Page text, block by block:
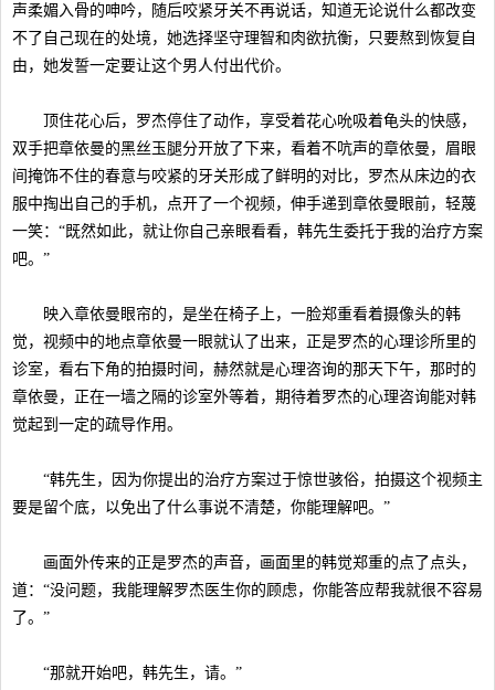
声柔媚入骨的呻吟，随后咬紧牙关不再说话，知道无论说什么都改变
不了自己现在的处境，她选择坚守理智和肉欲抗衡，只要熬到恢复自
由，她发誓一定要让这个男人付出代价。
顶住花心后，罗杰停住了动作，享受着花心吮吸着龟头的快感，
双手把章依曼的黑丝玉腿分开放了下来，看着不吭声的章依曼，眉眼
间掩饰不住的春意与咬紧的牙关形成了鲜明的对比，罗杰从床边的衣
服中掏出自己的手机，点开了一个视频，伸手递到章依曼眼前，轻蔑
一笑：“既然如此，就让你自己亲眼看看，韩先生委托于我的治疗方案
吧。”
映入章依曼眼帘的，是坐在椅子上，一脸郑重看着摄像头的韩
觉，视频中的地点章依曼一眼就认了出来，正是罗杰的心理诊所里的
诊室，看右下角的拍摄时间，赫然就是心理咨询的那天下午，那时的
章依曼，正在一墙之隔的诊室外等着，期待着罗杰的心理咨询能对韩
觉起到一定的疏导作用。
“韩先生，因为你提出的治疗方案过于惊世骇俗，拍摄这个视频主
要是留个底，以免出了什么事说不清楚，你能理解吧。”
画面外传来的正是罗杰的声音，画面里的韩觉郑重的点了点头，
道：“没问题，我能理解罗杰医生你的顾虑，你能答应帮我就很不容易
了。”
“那就开始吧，韩先生，请。”